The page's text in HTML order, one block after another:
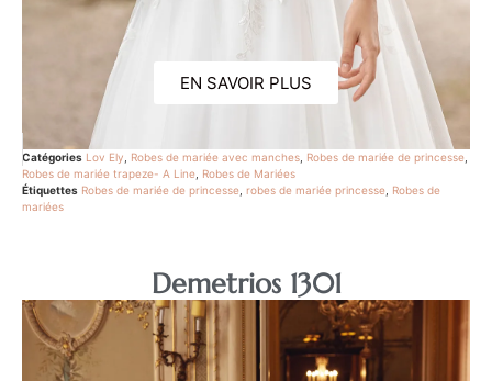
EN SAVOIR PLUS
Catégories Lov Ely Robes de mariée avec manches Robes de mariée de princesse
Robes de mariée trapeze- A Line Robes de Mariées
Étiquettes Robes de mariée de princesse robes de mariée princesse Robes de
mariées
Demetrios 1301